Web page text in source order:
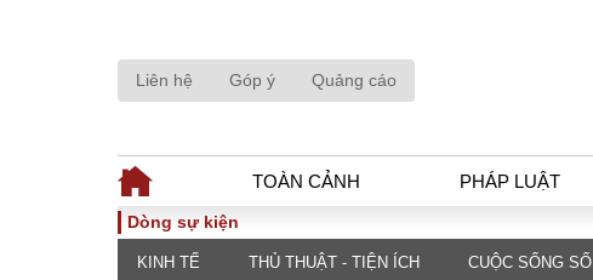
Liên hệ Góp ý Quảng cáo
TOÀN CẢNH PHÁP LUẬT
TOÀN CẢNH PHÁP LUẬT
Dòng sự kiện
KINH TẾ THỦ THUẬT - TIỆN ÍCH CUỘC SỐNG SỐ